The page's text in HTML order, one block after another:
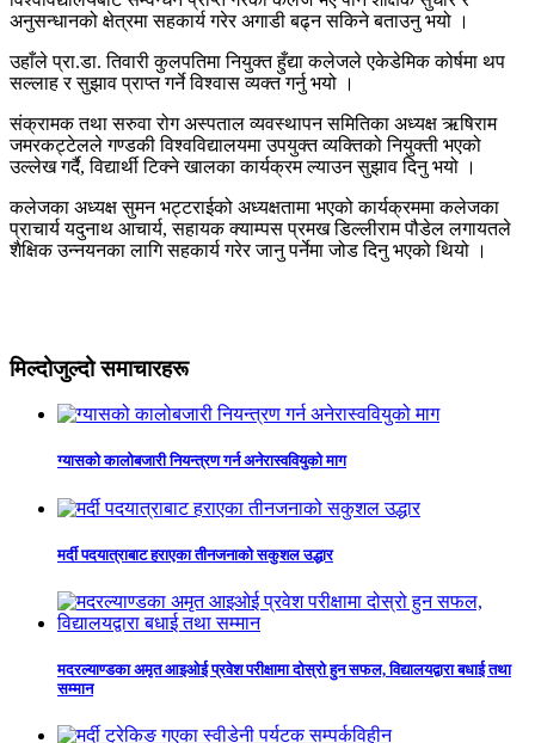
अनुसन्धानको क्षेत्रमा सहकार्य गरेर अगाडी बढ्न सकिने बताउनु भयो ।
उहाँले प्रा.डा. तिवारी कुलपतिमा नियुक्त हुँद्या कलेजले एकेडेमिक कोर्षमा थप
सल्लाह र सुझाव प्राप्त गर्ने विश्वास व्यक्त गर्नु भयो ।
संक्रामक तथा सरुवा रोग अस्पताल व्यवस्थापन समितिका अध्यक्ष ऋषिराम
जमरकट्टेलले गण्डकी विश्वविद्यालयमा उपयुक्त व्यक्तिको नियुक्ती भएको
उल्लेख गर्दै, विद्यार्थी टिक्ने खालका कार्यक्रम ल्याउन सुझाव दिनु भयो ।
कलेजका अध्यक्ष सुमन भट्टराईको अध्यक्षतामा भएको कार्यक्रममा कलेजका
प्राचार्य यदुनाथ आचार्य, सहायक क्याम्पस प्रमख डिल्लीराम पौडेल लगायतले
शैक्षिक उन्नयनका लागि सहकार्य गरेर जानु पर्नेमा जोड दिनु भएको थियो ।
मिल्दोजुल्दो समाचारहरू
ग्यासको कालोबजारी नियन्त्रण गर्न अनेरास्ववियुको माग
मर्दी पदयात्राबाट हराएका तीनजनाको सकुशल उद्धार
मदरल्याण्डका अमृत आइओई प्रवेश परीक्षामा दोस्रो हुन सफल, विद्यालयद्वारा बधाई तथा
सम्मान